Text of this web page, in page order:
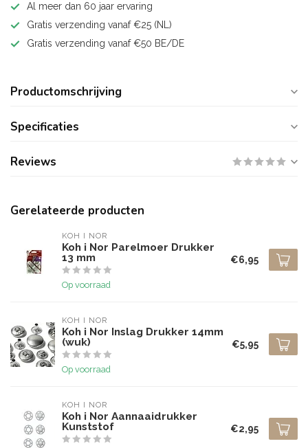
Al meer dan 60 jaar ervaring
Gratis verzending vanaf €25 (NL)
Gratis verzending vanaf €50 BE/DE
Productomschrijving
Specificaties
Reviews
Gerelateerde producten
KOH I NOR
Koh i Nor Parelmoer Drukker
13 mm
Op voorraad
€6,95
KOH I NOR
Koh i Nor Inslag Drukker 14mm
(wuk)
Op voorraad
€5,95
KOH I NOR
Koh i Nor Aannaaidrukker
Kunststof
€2,95